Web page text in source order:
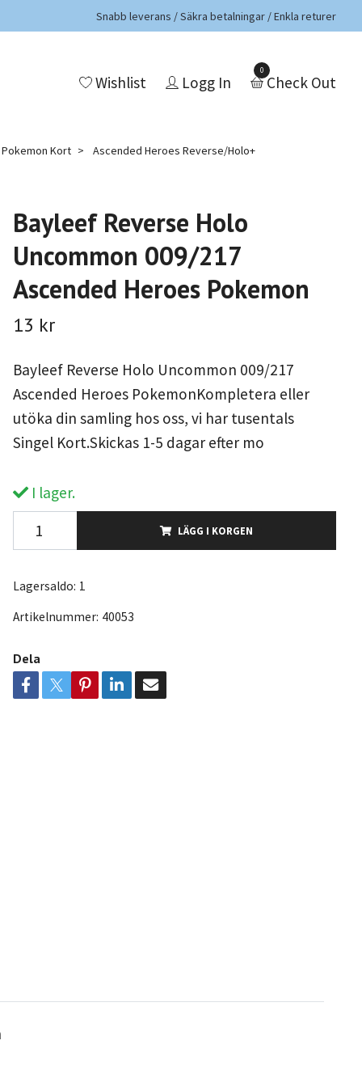
Snabb leverans / Säkra betalningar / Enkla returer
Wishlist Logg In
0
Check Out
Kort
Ascended Heroes Reverse/Holo+
Bayleef Reverse Holo
Uncommon 009/217
Ascended Heroes Pokemon
13 kr
Bayleef Reverse Holo Uncommon 009/217
Ascended Heroes PokemonKompletera eller
utöka din samling hos oss, vi har tusentals
Singel Kort.Skickas 1-5 dagar efter mo
I lager.
LÄGG I KORGEN
Lagersaldo: 1
Artikelnummer: 40053
Dela